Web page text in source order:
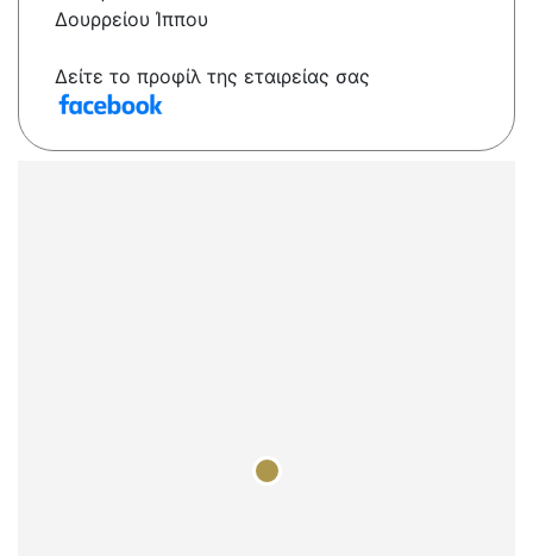
Δουρρείου Ίππου
Δείτε το προφίλ της εταιρείας σας